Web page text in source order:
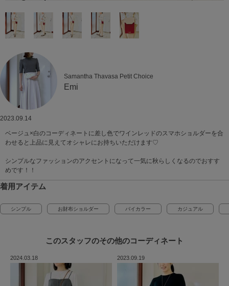
Samantha Thavasa Petit Choice
Emi
2023.09.14
ベージュ×白のコーディネートに差し色でワインレッドのスマホショルダーを合
わせると上品に見えてオシャレにお持ちいただけます♡
シンプルなファッションのアクセントになって一気に秋らしくなるのでおすす
めです！！
着用アイテム
シンプル お財布ショルダー バイカラー カジュアル
このスタッフのその他のコーディネート
2024.03.18 2023.09.19